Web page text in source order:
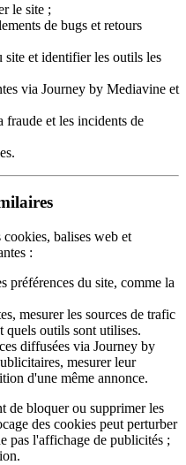
le site ;
de bugs et retours
et identifier les outils les
via Journey by Mediavine et
fraude et les incidents de
cookies, balises web et
:
préférences du site, comme la
mesurer les sources de trafic
quels outils sont utilises.
diffusées via Journey by
mesurer leur
d'une même annonce.
de bloquer ou supprimer les
des cookies peut perturber
pas l'affichage de publicités ;